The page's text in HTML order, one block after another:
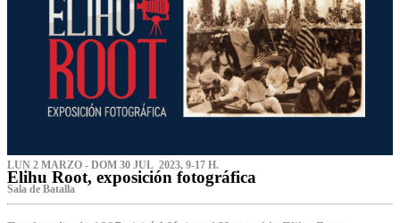
LUN 2 MARZO - DOM 30 JUL 2023, 9-17 H.
Elihu Root, exposición fotográfica
Sala de Batalla